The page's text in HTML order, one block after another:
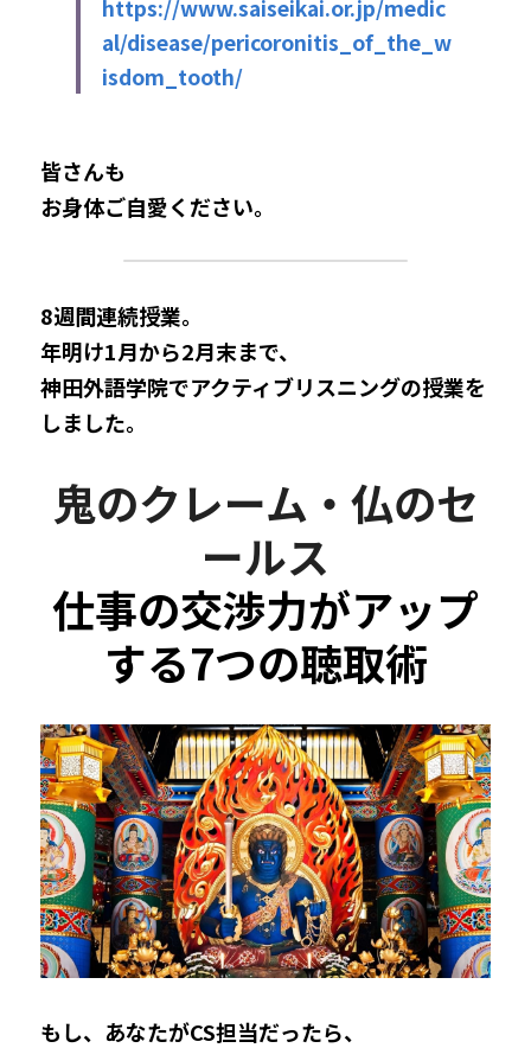
https://www.saiseikai.or.jp/medic
al/disease/pericoronitis_of_the_w
isdom_tooth/
皆さんも
お身体ご自愛ください。
8週間連続授業。
年明け1月から2月末まで、
神田外語学院でアクティブリスニングの授業を
しました。
鬼のクレーム・仏のセ
ールス
仕事の交渉力がアップ
する7つの聴取術​
もし、あなたがCS担当だったら、